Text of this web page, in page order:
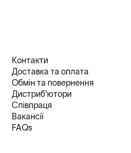
Контакти
Доставка та оплата
Обмін та повернення
Дистриб'ютори
Співпраця
Вакансії
FAQs